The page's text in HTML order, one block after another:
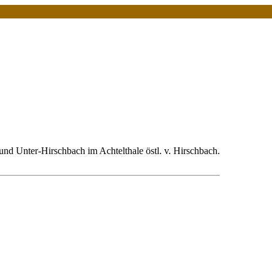
Unter-Hirschbach im Achtelthale östl. v. Hirschbach.